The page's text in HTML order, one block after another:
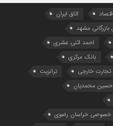
اتاق ایران
بازرگانی مشهد
احمد اثنی عشری
بانک مرکزی
تجارت خارجی
ترانزیت
حسین محمدیان
خصوصی خراسان رضوی